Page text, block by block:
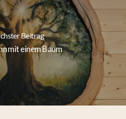
Beitrag
mit einem Baum